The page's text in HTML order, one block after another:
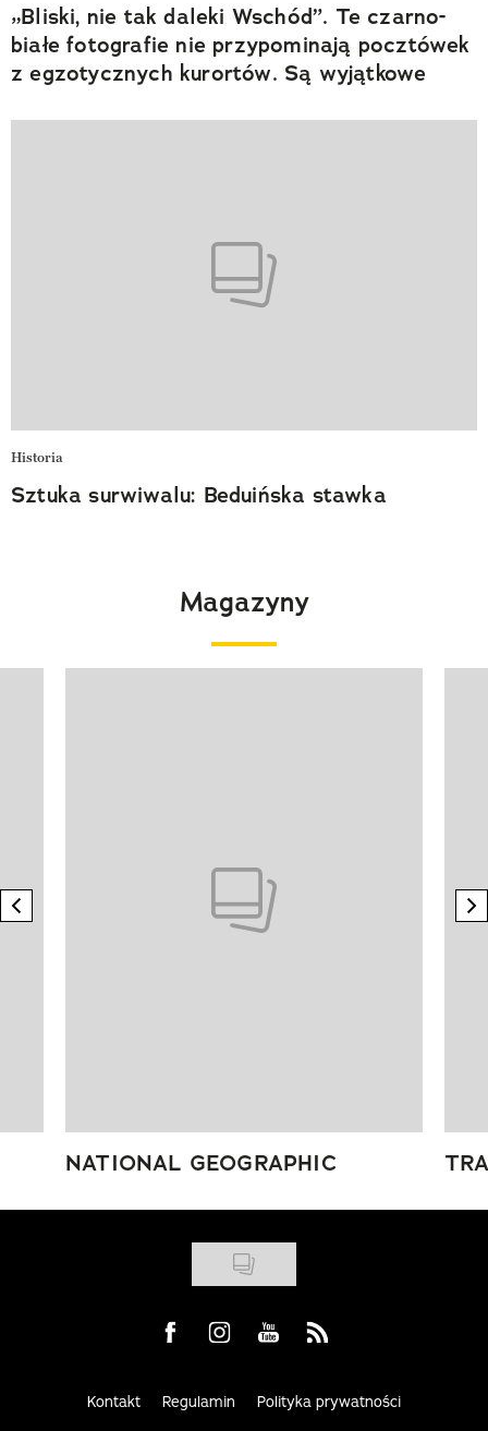
„Bliski, nie tak daleki Wschód”. Te czarno-
białe fotografie nie przypominają pocztówek
z egzotycznych kurortów. Są wyjątkowe
Historia
Sztuka surwiwalu: Beduińska stawka
Magazyny
previous element
NATIONAL GEOGRAPHIC
Visit us on Facebook
Visit us on Instagram
Visit us on Youtube
Visit us on Rss
Kontakt Regulamin Polityka prywatności